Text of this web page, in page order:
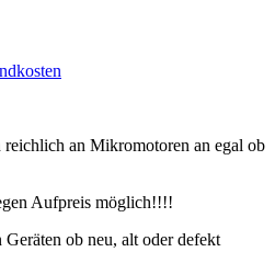
an Mikromotoren an egal ob
Aufpreis möglich!!!!
ob neu, alt oder defekt